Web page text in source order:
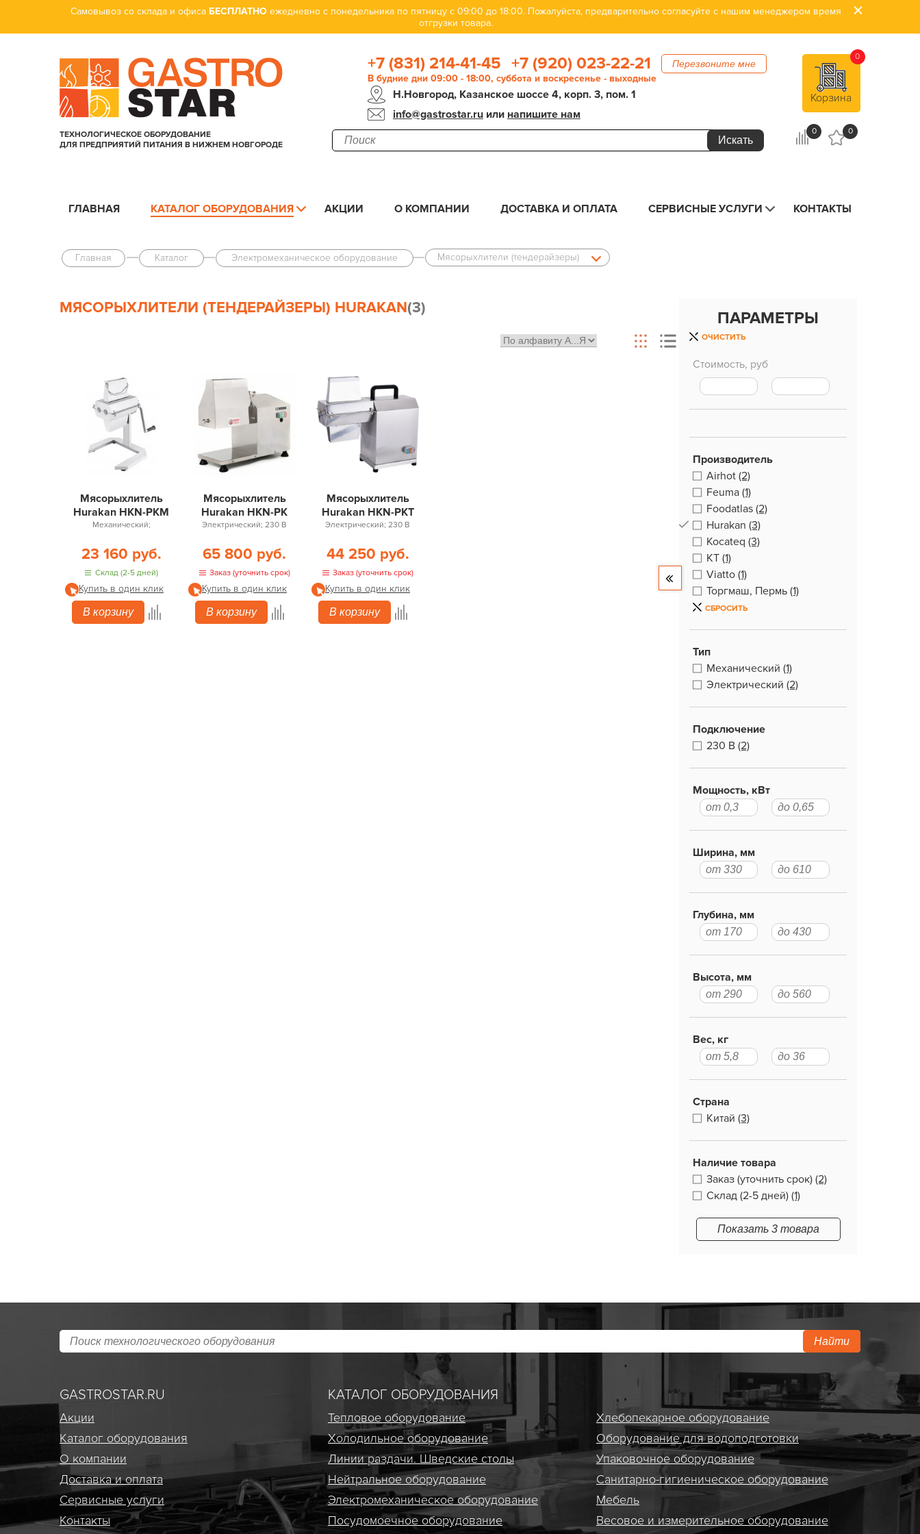
Самовывоз со склада и офиса БЕСПЛАТНО ежедневно с понедельника по пятницу с 09:00 до 18:00. Пожалуйста, предварительно согласуйте с нашим менеджером время
отгрузки товара.
ТЕХНОЛОГИЧЕСКОЕ ОБОРУДОВАНИЕ
ДЛЯ ПРЕДПРИЯТИЙ ПИТАНИЯ В НИЖНЕМ НОВГОРОДЕ
+7 (831) 214-41-45 +7 (920) 023-22-21 Перезвоните мне
В будние дни 09:00 - 18:00, суббота и воскресенье - выходные
Н.Новгород, Казанское шоссе 4, корп. 3, пом. 1
info@gastrostar.ruили напишите нам
Корзина
0
0 0
ГЛАВНАЯ КАТАЛОГ ОБОРУДОВАНИЯ АКЦИИ О КОМПАНИИ ДОСТАВКА И ОПЛАТА СЕРВИСНЫЕ УСЛУГИ КОНТАКТЫ
Главная Каталог Электро­механическое оборудование Мясорыхлители (тендерайзеры)
ПАРАМЕТРЫ
ОЧИСТИТЬ
Стоимость, руб
Производитель
Airhot (2)
Feuma (1)
Foodatlas (2)
Hurakan (3)
Kocateq (3)
KT (1)
Viatto (1)
Торгмаш, Пермь (1)
СБРОСИТЬ
Тип
Механический (1)
Электрический (2)
Подключение
230 В (2)
Мощность, кВт
Ширина, мм
Глубина, мм
Высота, мм
Вес, кг
Страна
Китай (3)
Наличие товара
Заказ (уточнить срок) (2)
Склад (2-5 дней) (1)
Показать 3 товара
МЯСОРЫХЛИТЕЛИ (ТЕНДЕРАЙЗЕРЫ) HURAKAN(3)
Мясорыхлитель
Hurakan HKN-PKM
Механический;
23 160 руб.
Склад (2-5 дней)
Купить в один клик
В корзину
Мясорыхлитель
Hurakan HKN-PK
Электрический; 230 В
65 800 руб.
Заказ (уточнить срок)
Купить в один клик
В корзину
Мясорыхлитель
Hurakan HKN-PKT
Электрический; 230 В
44 250 руб.
Заказ (уточнить срок)
Купить в один клик
В корзину
Найти
GASTROSTAR.RU
Акции
Каталог оборудования
О компании
Доставка и оплата
Сервисные услуги
Контакты
КАТАЛОГ ОБОРУДОВАНИЯ
Тепловое оборудование
Холодильное оборудование
Линии раздачи. Шведские столы
Нейтральное оборудование
Электро­механическое оборудование
Посудомоечное оборудование
Хлебопекарное оборудование
Оборудование для водоподготовки
Упаковочное оборудование
Санитарно-гигиеническое оборудование
Мебель
Весовое и измерительное оборудование